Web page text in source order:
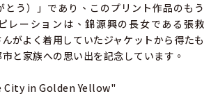
とう）」であり、このプリント作品のもう
レーションは、錦源興の長女である張救
んがよく着用していたジャケットから得たも
と家族への思い出を記念しています。
in Golden Yellow"